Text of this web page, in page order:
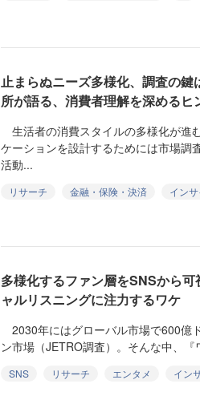
止まらぬニーズ多様化、調査の
所が語る、消費者理解を深めるヒ
生活者の消費スタイルの多様化が進
ケーションを設計するためには市場調
活動...
リサーチ 金融・保険・決済 インサ
多様化するファン層をSNSから
ャルリスニングに注力するワケ
2030年にはグローバル市場で600億
ン市場（JETRO調査）。そんな中、
SNS リサーチ エンタメ イン